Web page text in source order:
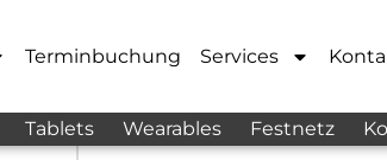
Terminbuchung Services
Tablets Wearables Festnetz